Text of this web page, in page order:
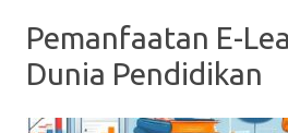
Pemanfaatan E-
Dunia Pendidikan